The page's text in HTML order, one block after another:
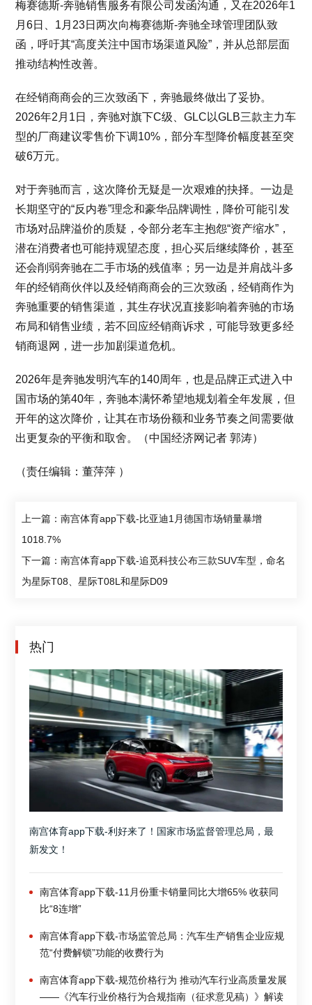
梅赛德斯-奔驰销售服务有限公司发函沟通，又在2026年1
月6日、1月23日两次向梅赛德斯-奔驰全球管理团队致
函，呼吁其“高度关注中国市场渠道风险”，并从总部层面
推动结构性改善。
在经销商商会的三次致函下，奔驰最终做出了妥协。
2026年2月1日，奔驰对旗下C级、GLC以GLB三款主力车
型的厂商建议零售价下调10%，部分车型降价幅度甚至突
破6万元。
对于奔驰而言，这次降价无疑是一次艰难的抉择。一边是
长期坚守的“反内卷”理念和豪华品牌调性，降价可能引发
市场对品牌溢价的质疑，令部分老车主抱怨“资产缩水”，
潜在消费者也可能持观望态度，担心买后继续降价，甚至
还会削弱奔驰在二手市场的残值率；另一边是并肩战斗多
年的经销商伙伴以及经销商商会的三次致函，经销商作为
奔驰重要的销售渠道，其生存状况直接影响着奔驰的市场
布局和销售业绩，若不回应经销商诉求，可能导致更多经
销商退网，进一步加剧渠道危机。
2026年是奔驰发明汽车的140周年，也是品牌正式进入中
国市场的第40年，奔驰本满怀希望地规划着全年发展，但
开年的这次降价，让其在市场份额和业务节奏之间需要做
出更复杂的平衡和取舍。（中国经济网记者 郭涛）
（责任编辑：董萍萍 ）
上一篇：南宫体育app下载-比亚迪1月德国市场销量暴增
1018.7%
下一篇：南宫体育app下载-追觅科技公布三款SUV车型，命名
为星际T08、星际T08L和星际D09
热门
南宫体育app下载-利好来了！国家市场监督管理总局，最
新发文！
南宫体育app下载-11月份重卡销量同比大增65% 收获同
比“8连增”
南宫体育app下载-市场监管总局：汽车生产销售企业应规
范“付费解锁”功能的收费行为
南宫体育app下载-规范价格行为 推动汽车行业高质量发展
——《汽车行业价格行为合规指南（征求意见稿）》解读